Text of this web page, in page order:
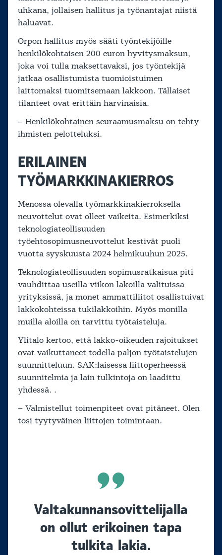
uhkana, jollaisen hallitus ja työnantajat niistä
haluavat.
Orpon hallitus myös sääti työntekijöille
henkilökohtaisen 200 euron hyvitysmaksun,
joka voi tulla maksettavaksi, jos työntekijä
jatkaa osallistumista tuomioistuimen
laittomaksi tuomitsemaan lakkoon. Tällaiset
tilanteet ovat erittäin harvinaisia.
– Henkilökohtainen seuraamusmaksu on tehty
ihmisten pelotteluksi.
ERILAINEN
TYÖMARKKINAKIERROS
Menossa olevalla työmarkkinakierroksella
neuvottelut ovat olleet vaikeita. Esimerkiksi
teknologiateollisuuden
työehtosopimusneuvottelut kestivät puoli
vuotta syyskuusta 2024 helmikuuhun 2025.
Teknologiateollisuuden sopimusratkaisua piti
vauhdittaa useilla viikon lakoilla valituissa
yrityksissä, ja monet ammattiliitot osallistuivat
lakkokohteissa tukilakkoihin. Myös monilla
muilla aloilla on tarvittu työtaisteluja.
Ylitalo kertoo, että lakko-oikeuden rajoitukset
ovat vaikuttaneet todella paljon työtaistelujen
suunnitteluun. SAK:laisessa liittoperheessä
suunnitelmia ja lain tulkintoja on laadittu
yhdessä. .
– Valmistellut toimenpiteet ovat pitäneet. Olen
tosi tyytyväinen liittojen toimintaan.
Valtakunnansovittelijalla
on ollut erikoinen tapa
tulkita lakia.